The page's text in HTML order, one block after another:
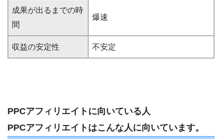
成果が出るまでの時
間
爆速
収益の安定性 不安定
PPCアフィリエイトに向いている人
PPCアフィリエイトはこんな人に向いています。